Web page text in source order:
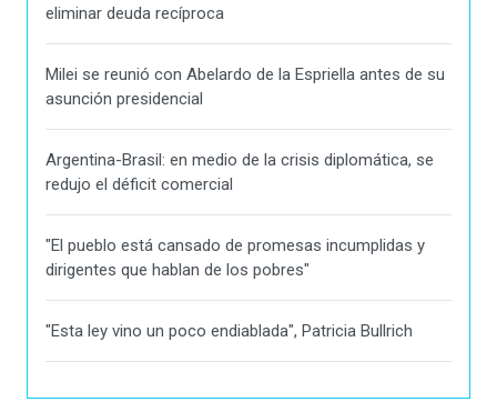
eliminar deuda recíproca
Milei se reunió con Abelardo de la Espriella antes de su
asunción presidencial
Argentina-Brasil: en medio de la crisis diplomática, se
redujo el déficit comercial
"El pueblo está cansado de promesas incumplidas y
dirigentes que hablan de los pobres"
"Esta ley vino un poco endiablada", Patricia Bullrich